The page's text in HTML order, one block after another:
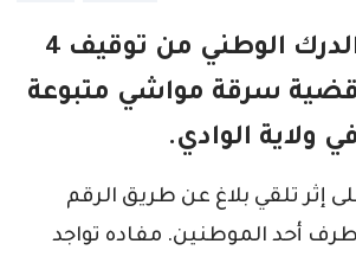
تمكنت فرقة الدرك الوطني من توقيف 4
سرقة مواشي متبوعة
ولاية الوادي.
إثر تلقي بلاغ عن طريق الرقم
1055 من طرف أحد الموطنين. مفاده تواجد